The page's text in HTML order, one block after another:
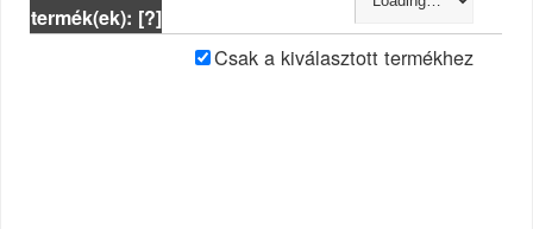
termék(ek): [?]
Csak a kiválasztott termékhez